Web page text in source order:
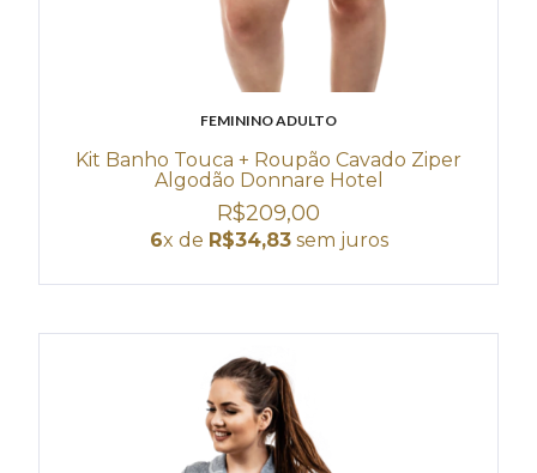
FEMININO ADULTO
Kit Banho Touca + Roupão Cavado Ziper
Algodão Donnare Hotel
R$209,00
6x de R$34,83sem juros